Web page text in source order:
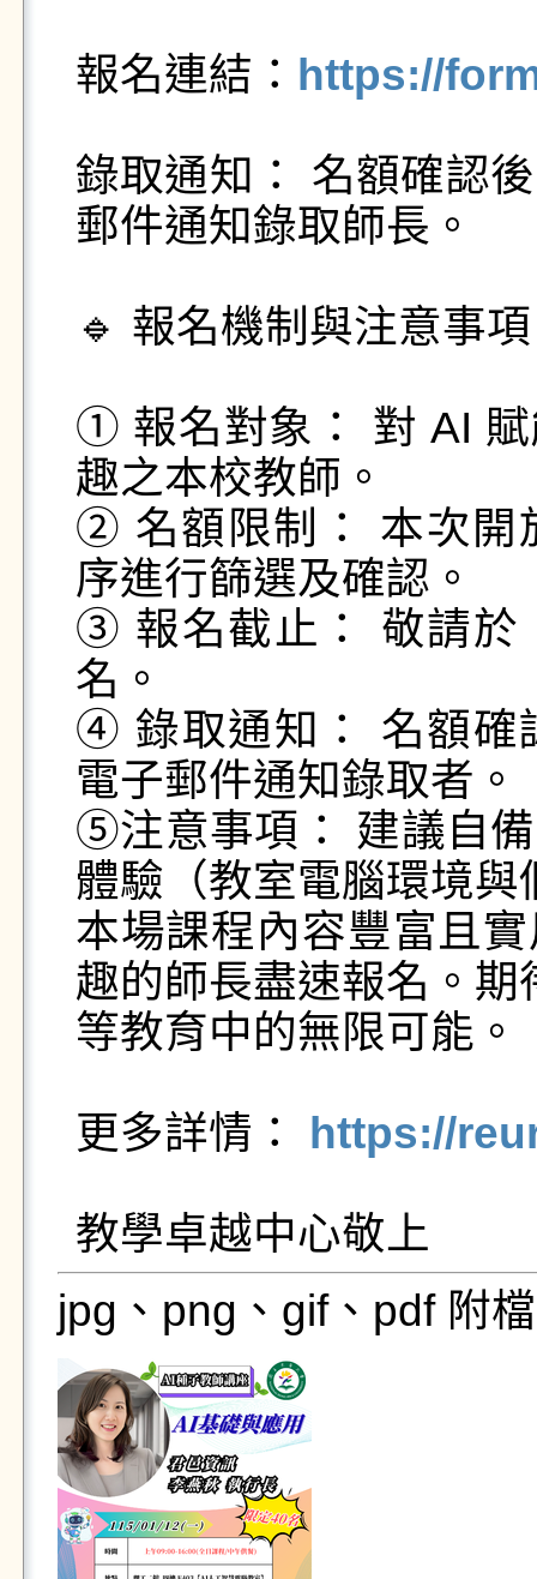
報名連結： https://
錄取通知： 名額確認
郵件通知錄取師長。
🔹 報名機制與注意事
① 報名對象： 對 AI
趣之本校教師。
② 名額限制： 本次開
序進行篩選及確認。
③ 報名截止： 敬請於
名。
④ 錄取通知： 名額確
電子郵件通知錄取者。
⑤注意事項： 建議自
體驗（教室電腦環境
本場課程內容豐富且
趣的師長盡速報名。
等教育中的無限可能。
更多詳情： https://
教學卓越中心敬上
jpg、png、gif、pdf 附